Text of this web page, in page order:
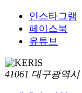
인스타그램
페이스북
유튜브
41061 대구광역